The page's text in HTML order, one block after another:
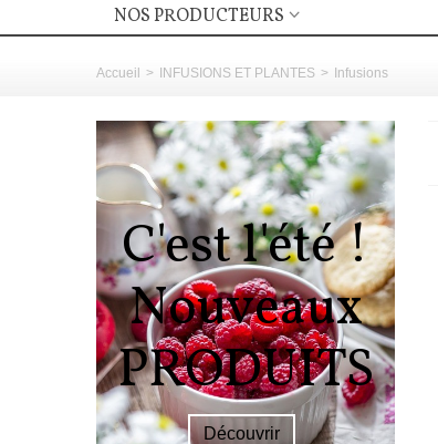
NOS PRODUCTEURS
Accueil > INFUSIONS ET PLANTES > Infusions
C'est l'été !
Nouveaux
PRODUITS
Découvrir